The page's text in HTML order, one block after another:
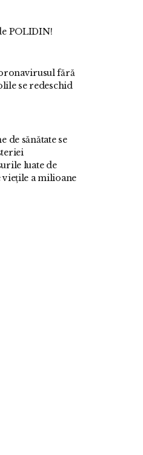
POLIDIN!
fără
se redeschid
de sănătate se
luate de
a milioane